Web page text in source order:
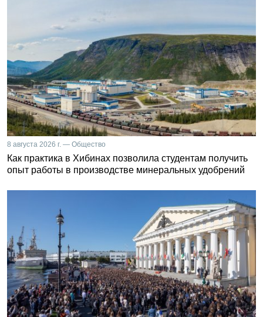
8 августа 2026 г. — Общество
Как практика в Хибинах позволила студентам получить
опыт работы в производстве минеральных удобрений